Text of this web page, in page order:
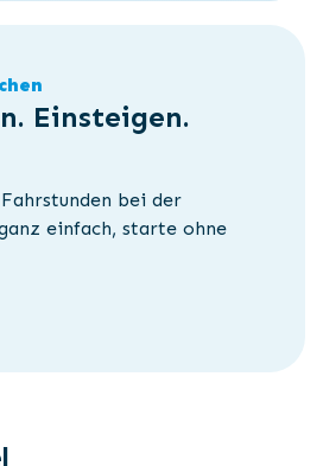
Einsteigen.
bei der
einfach, starte ohne